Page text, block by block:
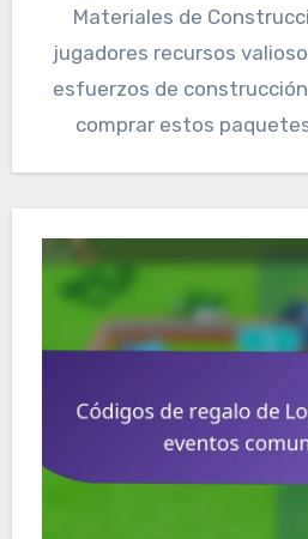
Materiales de
jugadores recursos
esfuerzos de
comprar estos